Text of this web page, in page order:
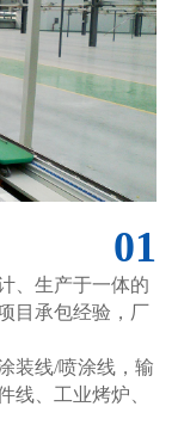
01
、生产于一体的
目承包经验，厂
装线/喷涂线，输
线、工业烤炉、